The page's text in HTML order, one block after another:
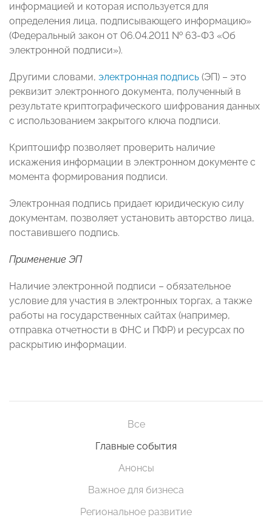
информацией и которая используется для
определения лица, подписывающего информацию»
(Федеральный закон от 06.04.2011 № 63-ФЗ «Об
электронной подписи»).
Другими словами, электронная подпись (ЭП) – это
реквизит электронного документа, полученный в
результате криптографического шифрования данных
с использованием закрытого ключа подписи.
Криптошифр позволяет проверить наличие
искажения информации в электронном документе с
момента формирования подписи.
Электронная подпись придает юридическую силу
документам, позволяет установить авторство лица,
поставившего подпись.
Применение ЭП
Наличие электронной подписи – обязательное
условие для участия в электронных торгах, а также
работы на государственных сайтах (например,
отправка отчетности в ФНС и ПФР) и ресурсах по
раскрытию информации.
Все
Главные события
Анонсы
Важное для бизнеса
Региональное развитие